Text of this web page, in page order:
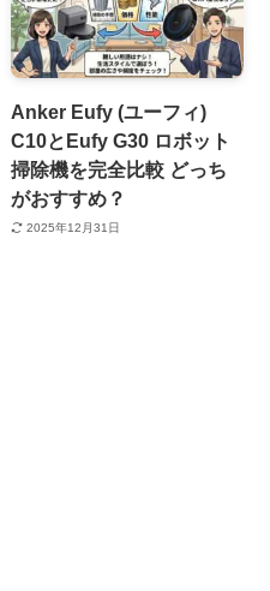
Anker Eufy (ユーフィ)
C10とEufy G30 ロボット
掃除機を完全比較 どっち
がおすすめ？
2025年12月31日